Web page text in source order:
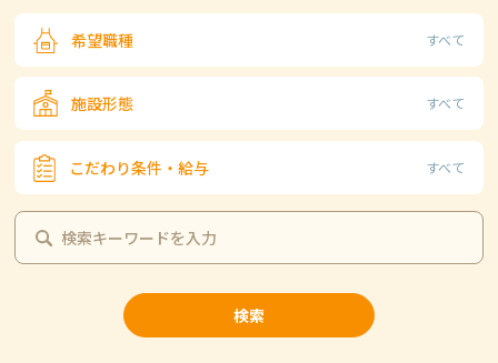
希望職種 すべて
施設形態 すべて
こだわり条件・給与 すべて
検索